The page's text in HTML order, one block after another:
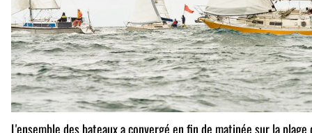
L'ensemble des bateaux a convergé en fin de matinée sur la plage